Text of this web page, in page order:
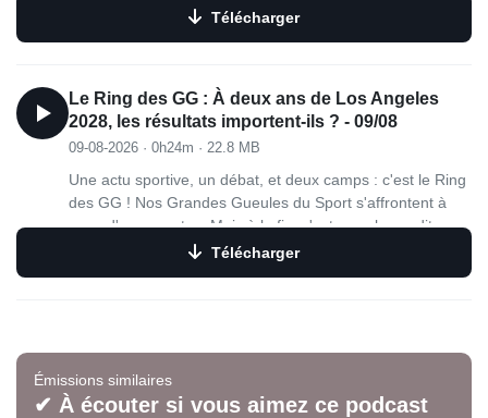
coup de gueule, et un dernier quart d'heure nostalgie
Télécharger
Le Ring des GG : À deux ans de Los Angeles
2028, les résultats importent-ils ? - 09/08
09-08-2026 · 0h24m · 22.8 MB
Une actu sportive, un débat, et deux camps : c'est le Ring
des GG ! Nos Grandes Gueules du Sport s'affrontent à
coup d'arguments... Mais à la fin, c'est vous les auditeurs,
qui choisissez l'équipe victorieuse !
Télécharger
Émissions similaires
✔ À écouter si vous aimez ce podcast